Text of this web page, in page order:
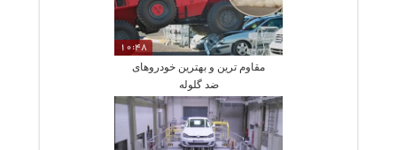
10:48
مقاوم ترین و بهترین خودروهای
ضد گلوله